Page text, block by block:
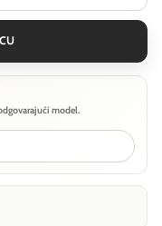
model.